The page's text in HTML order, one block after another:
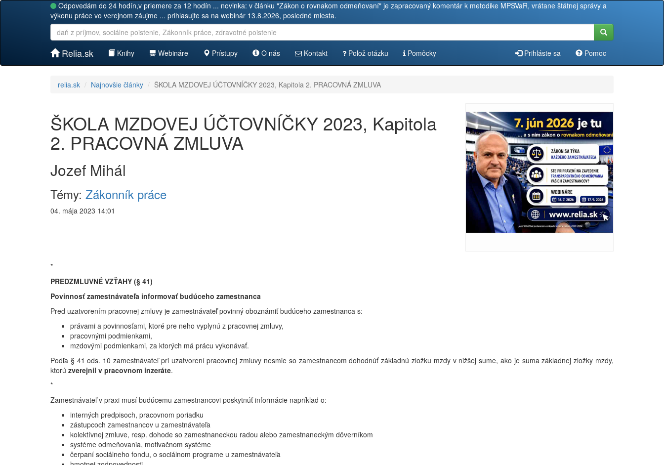
Odpovedám do 24 hodín,v priemere za 12 hodín ... novinka: v článku "Zákon o rovnakom odmeňovaní" je zapracovaný komentár k metodike MPSVaR, vrátane štátnej správy a
výkonu práce vo verejnom záujme ... prihlasujte sa na webinár 13.8.2026, posledné miesta.
Relia.sk Knihy Webináre Prístupy O nás Kontakt Polož otázku Pomôcky Prihláste sa Pomoc
relia.sk Najnovšie články ŠKOLA MZDOVEJ ÚČTOVNÍČKY 2023, Kapitola 2. PRACOVNÁ ZMLUVA
ŠKOLA MZDOVEJ ÚČTOVNÍČKY 2023, Kapitola
2. PRACOVNÁ ZMLUVA
Jozef Mihál
Témy: Zákonník práce
04. mája 2023 14:01
*
PREDZMLUVNÉ VZŤAHY (§ 41)
Povinnosť zamestnávateľa informovať budúceho zamestnanca
Pred uzatvorením pracovnej zmluvy je zamestnávateľ povinný oboznámiť budúceho zamestnanca s:
právami a povinnosťami, ktoré pre neho vyplynú z pracovnej zmluvy,
pracovnými podmienkami,
mzdovými podmienkami, za ktorých má prácu vykonávať.
Podľa § 41 ods. 10 zamestnávateľ pri uzatvorení pracovnej zmluvy nesmie so zamestnancom dohodnúť základnú zložku mzdy v nižšej sume, ako je suma základnej zložky mzdy,
ktorú zverejnil v pracovnom inzeráte.
*
Zamestnávateľ v praxi musí budúcemu zamestnancovi poskytnúť informácie napríklad o:
interných predpisoch, pracovnom poriadku
zástupcoch zamestnancov u zamestnávateľa
kolektívnej zmluve, resp. dohode so zamestnaneckou radou alebo zamestnaneckým dôverníkom
systéme odmeňovania, motivačnom systéme
čerpaní sociálneho fondu, o sociálnom programe u zamestnávateľa